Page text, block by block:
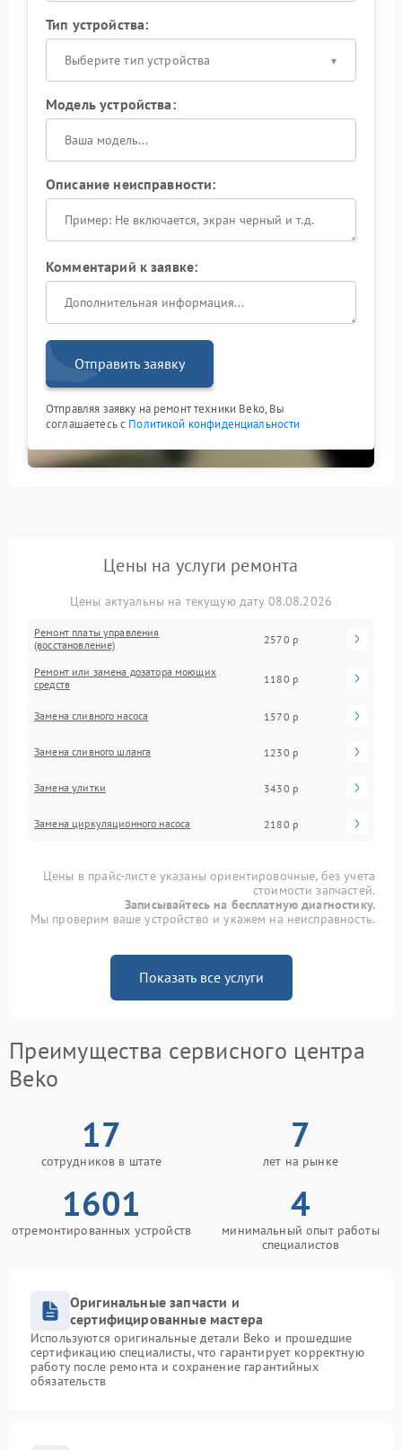
Тип устройства:
Выберите тип устройства
Модель устройства:
Описание неисправности:
Комментарий к заявке:
Отправить заявку
Отправляя заявку на ремонт техники Beko, Вы
соглашаетесь с Политикой конфиденциальности
Цены на услуги ремонта
Цены актуальны на текущую дату 08.08.2026
Ремонт платы управления
(восстановление)
2570 р
Ремонт или замена дозатора моющих
средств
1180 р
Замена сливного насоса 1570 р
Замена сливного шланга 1230 р
Замена улитки 3430 р
Замена циркуляционного насоса 2180 р
Цены в прайс-листе указаны ориентировочные, без учета
стоимости запчастей.
Записывайтесь на бесплатную диагностику.
Мы проверим ваше устройство и укажем на неисправность.
Показать все услуги
Преимущества сервисного центра
Beko
17
сотрудников в штате
7
лет на рынке
1601
отремонтированных устройств
4
минимальный опыт работы
специалистов
Оригинальные запчасти и
сертифицированные мастера
Используются оригинальные детали Beko и прошедшие
сертификацию специалисты, что гарантирует корректную
работу после ремонта и сохранение гарантийных
обязательств